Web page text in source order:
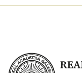
Real Academia Galega